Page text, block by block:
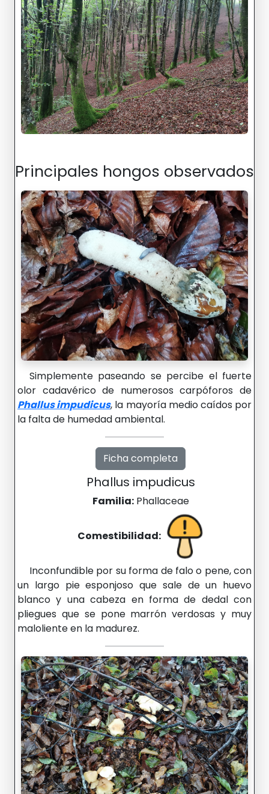
Principales hongos observados
Simplemente paseando se percibe el fuerte
olor cadavérico de numerosos carpóforos de
Phallus impudicus, la mayoría medio caídos por
la falta de humedad ambiental.
Ficha completa
Phallus impudicus
Familia:Phallaceae
Comestibilidad:
Inconfundible por su forma de falo o pene, con
un largo pie esponjoso que sale de un huevo
blanco y una cabeza en forma de dedal con
pliegues que se pone marrón verdosas y muy
maloliente en la madurez.